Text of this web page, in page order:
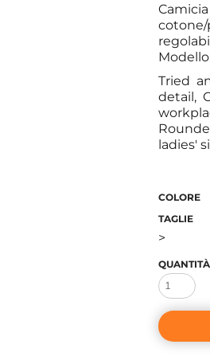
cotone/
Tried
detail,
ladies'
COLORE
TAGLIE
>
QUANTITÀ